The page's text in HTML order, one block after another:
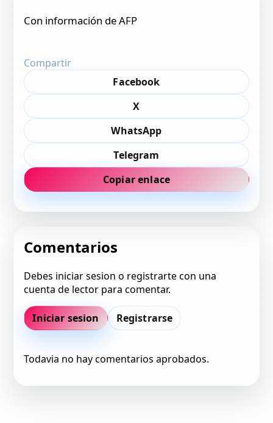
Con información de AFP
Compartir
Facebook
X
WhatsApp
Telegram
Copiar enlace
Comentarios
Debes iniciar sesion o registrarte con una
cuenta de lector para comentar.
Iniciar sesion Registrarse
Todavia no hay comentarios aprobados.